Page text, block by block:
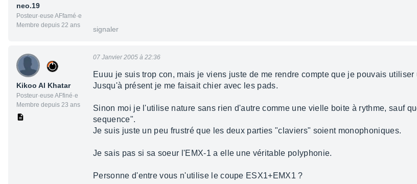
neo.19
Posteur·euse AFfamé·e
Membre depuis 22 ans
signaler
Kikoo Al Khatar
Posteur·euse AFfiné·e
Membre depuis 23 ans
07 Janvier 2005 à 22:36
Euuu je suis trop con, mais je viens juste de me rendre compte que je pouvais
Jusqu'à présent je me faisait chier avec les pads.
Sinon moi je l'utilise nature sans rien d'autre comme une vielle boite à rythme, sauf
sequence".
Je suis juste un peu frustré que les deux parties "claviers" soient monophoniques.
Je sais pas si sa soeur l'EMX-1 a elle une véritable polyphonie.
Personne d'entre vous n'utilise le coupe ESX1+EMX1 ?